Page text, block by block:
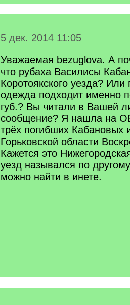
5 дек. 2014 11:05
Уважаемая bezuglova. А
что рубаха Василисы
Коротоякского уезда?
одежда подходит именно
губ.? Вы читали в Вашей
сообщение? Я нашла на
трёх погибших Кабановых
Горьковской области
Кажется это
уезд назывался по
можно найти в инете.